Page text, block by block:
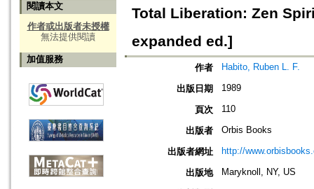
閱讀本文
作者或出版者未授權
無法提供閱讀
加值服務
Total Liberation: Zen
expanded ed.]
作者 Habito, Ruben L. F.
出版日期 1989
頁次 110
出版者 Orbis Books
出版者網址 http://
出版地 Maryknoll, NY, US